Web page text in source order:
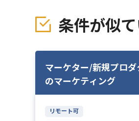
条件が似
マーケター/新規プロダ
のマーケティング
リモート可